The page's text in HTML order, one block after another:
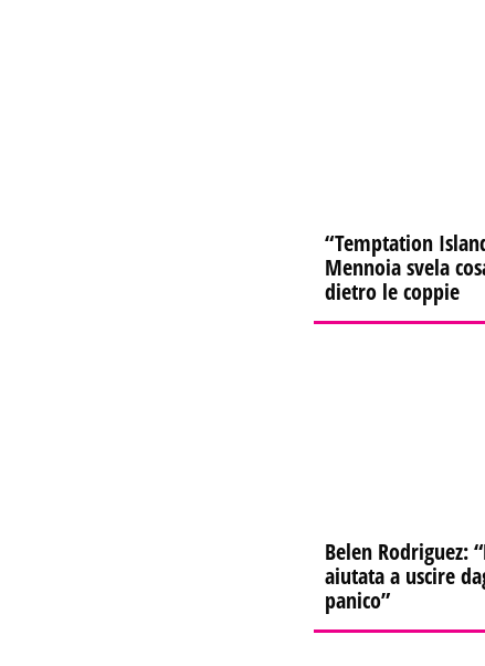
“Temptation
Mennoia svela
dietro le coppie
Belen Rodriguez:
aiutata a uscire
panico”